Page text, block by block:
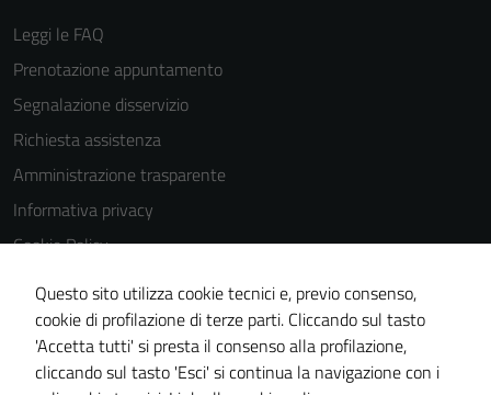
Leggi le FAQ
Prenotazione appuntamento
Segnalazione disservizio
Richiesta assistenza
Amministrazione trasparente
Informativa privacy
Cookie Policy
Note legali
Dichiarazione di accessibilità
Meccanismo di feedback
Piano di miglioramento del sito
Questo sito utilizza cookie tecnici e, previo consenso,
cookie di profilazione di terze parti. Cliccando sul tasto
'Accetta tutti' si presta il consenso alla profilazione,
cliccando sul tasto 'Esci' si continua la navigazione con i